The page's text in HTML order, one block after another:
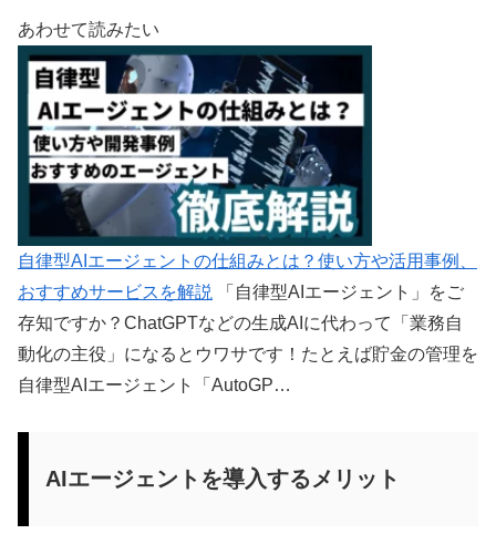
あわせて読みたい
自律型AIエージェントの仕組みとは？使い方や活用事例、
おすすめサービスを解説
「自律型AIエージェント」をご
存知ですか？ChatGPTなどの生成AIに代わって「業務自
動化の主役」になるとウワサです！たとえば貯金の管理を
自律型AIエージェント「AutoGP…
AIエージェントを導入するメリット